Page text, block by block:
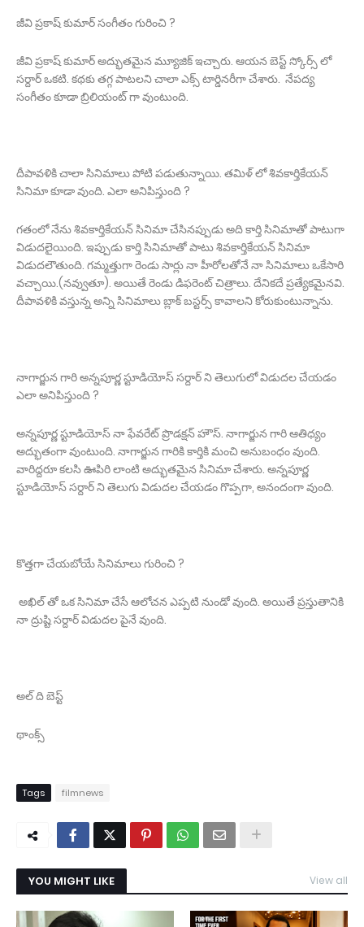
జీవి ప్రకాష్ కుమార్ సంగీతం గురించి ?
జీవి ప్రకాష్ కుమార్ అద్భుతమైన మ్యూజిక్ ఇచ్చారు. ఆయన బెస్ట్ స్కోర్స్ లో
సర్దార్ ఒకటి. కథకు తగ్గ పాటలని చాలా ఎక్స్ టార్డినరీగా చేశారు. నేపద్య
సంగీతం కూడా బ్రిలియంట్ గా వుంటుంది.
దీపావళికి చాలా సినిమాలు పోటి పడుతున్నాయి. తమిళ్ లో శివకార్తికేయన్
సినిమా కూడా వుంది. ఎలా అనిపిస్తుంది ?
గతంలో నేను శివకార్తికేయన్ సినిమా చేసినప్పుడు అది కార్తి సినిమాతో పాటుగా
విడుదలైయింది. ఇప్పుడు కార్తి సినిమాతో పాటు శివకార్తికేయన్ సినిమా
విడుదలౌతుంది. గమ్మత్తుగా రెండు సార్లు నా హీరోలతోనే నా సినిమాలు ఒకేసారి
వచ్చాయి.(నవ్వుతూ). అయితే రెండు డిఫరెంట్ చిత్రాలు. దేనికదే ప్రత్యేకమైనవి.
దీపావళికి వస్తున్న అన్ని సినిమాలు బ్లాక్ బస్టర్స్ కావాలని కోరుకుంటున్నాను.
నాగార్జున గారి అన్నపూర్ణ స్టూడియోస్ సర్దార్ ని తెలుగులో విడుదల చేయడం
ఎలా అనిపిస్తుంది ?
అన్నపూర్ణ స్టూడియోస్ నా ఫేవరేట్ ప్రొడక్షన్ హౌస్. నాగార్జున గారి ఆతిధ్యం
అద్భుతంగా వుంటుంది. నాగార్జున గారికి కార్తికి మంచి అనుబంధం వుంది.
వారిద్దరూ కలసి ఊపిరి లాంటి అద్భుతమైన సినిమా చేశారు. అన్నపూర్ణ
స్టూడియోస్ సర్దార్ ని తెలుగు విడుదల చేయడం గొప్పగా, అనందంగా వుంది.
కొత్తగా చేయబోయే సినిమాలు గురించి ?
అఖిల్ తో ఒక సినిమా చేసే ఆలోచన ఎప్పటి నుండో వుంది. అయితే ప్రస్తుతానికి
నా ద్రుష్టి సర్దార్ విడుదల పైనే వుంది.
అల్ ది బెస్ట్
థాంక్స్
Tags filmnews
YOU MIGHT LIKE View all